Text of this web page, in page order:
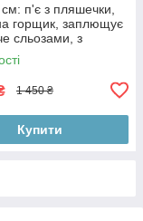
п'є з пляшечки,
горщик, заплющує
сльозами, з
у коробці
1 450 ₴
Купити